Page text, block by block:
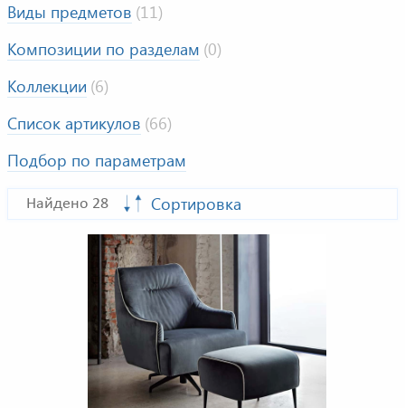
Виды предметов (11)
Композиции по разделам (0)
Коллекции (6)
Список артикулов (66)
Подбор по параметрам
Найдено 28 Сортировка